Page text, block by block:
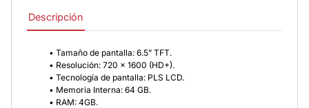
Descripción
• Tamaño de pantalla: 6.5” TFT.
• Resolución: 720 x 1600 (HD+).
• Tecnología de pantalla: PLS LCD.
• Memoria Interna: 64 GB.
• RAM: 4GB.